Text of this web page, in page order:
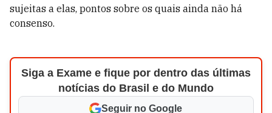
sujeitas a elas, pontos sobre os quais ainda não há
consenso.
Siga a Exame e fique por dentro das últimas
notícias do Brasil e do Mundo
Seguir no Google